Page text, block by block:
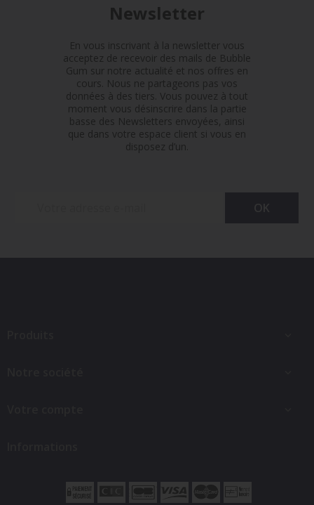
Newsletter
En vous inscrivant à la newsletter vous
acceptez de recevoir des mails de Bubble
Gum sur notre actualité et nos offres en
cours. Nous ne partageons pas vos
données à des tiers. Vous pouvez à tout
moment vous désinscrire dans la partie
basse des Newsletters envoyées, ainsi
que dans votre espace client si vous en
disposez d’un.